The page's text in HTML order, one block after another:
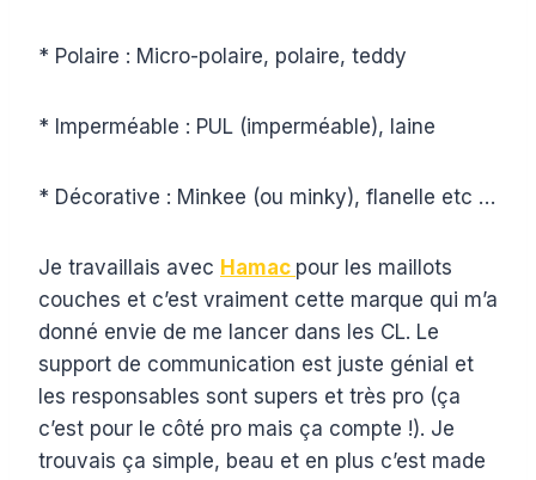
* Polaire : Micro-polaire, polaire, teddy
* Imperméable : PUL (imperméable), laine
* Décorative : Minkee (ou minky), flanelle etc …
Je travaillais avec Hamac pour les maillots
couches et c’est vraiment cette marque qui m’a
donné envie de me lancer dans les CL. Le
support de communication est juste génial et
les responsables sont supers et très pro (ça
c’est pour le côté pro mais ça compte !). Je
trouvais ça simple, beau et en plus c’est made